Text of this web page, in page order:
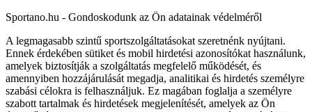
Sportano.hu - Gondoskodunk az Ön adatainak védelméről
A legmagasabb szintű sportszolgáltatásokat szeretnénk nyújtani.
Ennek érdekében sütiket és mobil hirdetési azonosítókat használunk,
amelyek biztosítják a szolgáltatás megfelelő működését, és
amennyiben hozzájárulását megadja, analitikai és hirdetés személyre
szabási célokra is felhasználjuk. Ez magában foglalja a személyre
szabott tartalmak és hirdetések megjelenítését, amelyek az Ön